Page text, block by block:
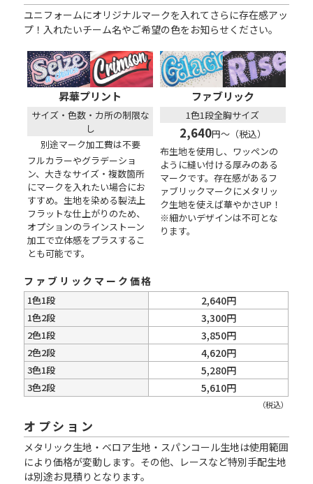
ユニフォームにオリジナルマークを入れてさらに存在感アッ
プ！入れたいチーム名やご希望の色をお知らせください。
昇華プリント
サイズ・色数・カ所の制限な
し
別途マーク加工費は不要
フルカラーやグラデーショ
ン、大きなサイズ・複数箇所
にマークを入れたい場合にお
すすめ。生地を染める製法上
フラットな仕上がりのため、
オプションのラインストーン
加工で立体感をプラスするこ
とも可能です。
ファブリック
1色1段全胸サイズ
2,640円～（税込）
布生地を使用し、ワッペンの
ように縫い付ける厚みのある
マークです。存在感があるフ
ァブリックマークにメタリッ
ク生地を使えば華やかさUP！
※細かいデザインは不可とな
ります。
ファブリックマーク価格
（税込）
1色1段 2,640円
1色2段 3,300円
2色1段 3,850円
2色2段 4,620円
3色1段 5,280円
3色2段 5,610円
オプション
メタリック生地・ベロア生地・スパンコール生地は使用範囲
により価格が変動します。その他、レースなど特別手配生地
は別途お見積りとなります。